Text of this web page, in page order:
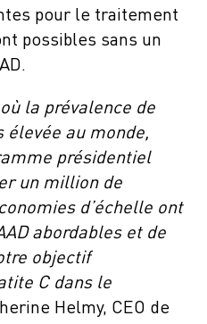
pour le traitement
possibles sans un
la prévalence de
élevée au monde,
présidentiel
un million de
d’échelle ont
abordables et de
objectif
C dans le
Helmy, CEO de